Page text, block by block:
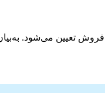
تعیین می‌شود. به‌بیان